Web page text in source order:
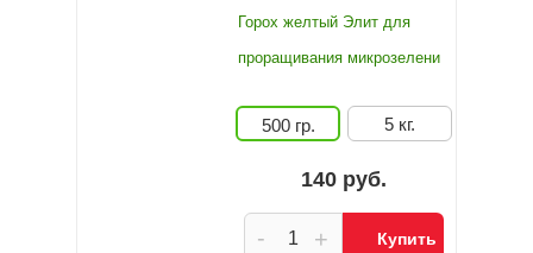
Горох желтый Элит для
проращивания микрозелени
500 гр. 5 кг.
140 руб.
+
- Купить